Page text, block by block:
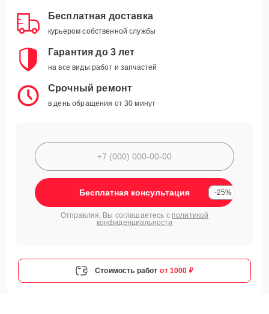
Бесплатная доставка
курьером собственной службы
Гарантия до 3 лет
на все виды работ и запчастей
Срочный ремонт
в день обращения от 30 минут
Бесплатная консультация -25%
Отправляя, Вы соглашаетесь с политикой
конфиденциальности
Стоимость работ от 1000 ₽